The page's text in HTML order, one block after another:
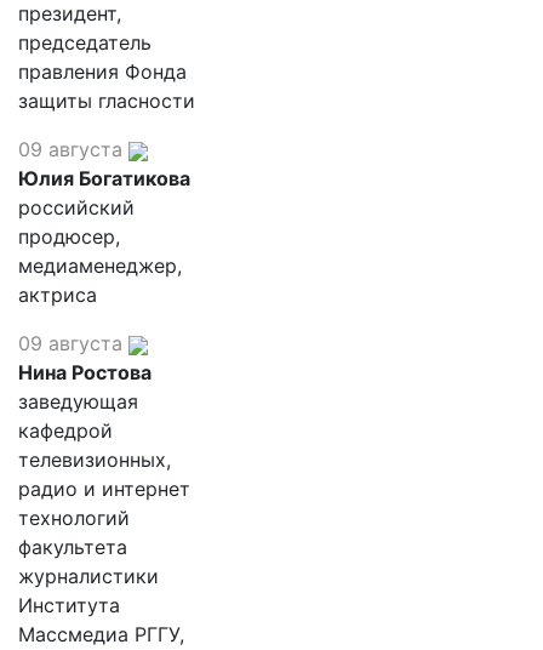
президент,
председатель
правления Фонда
защиты гласности
09 августа
Юлия Богатикова
российский
продюсер,
медиаменеджер,
актриса
09 августа
Нина Ростова
заведующая
кафедрой
телевизионных,
радио и интернет
технологий
факультета
журналистики
Института
Массмедиа РГГУ,